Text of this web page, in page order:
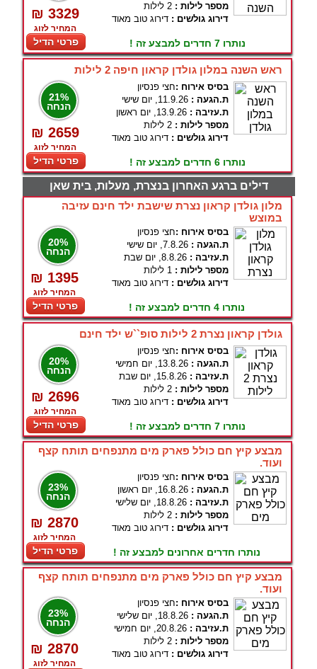
₪ 3329
המחיר לזוג
פרטי הדיל
מספר לילות : 2 לילות
דירוג גולשים : דירוג טוב מאוד
נותרו 7 חדרים למבצע זה !
ראש השנה במלון גולדן קראון חיפה 2 לילות
21%
הנחה
₪ 2659
המחיר לזוג
פרטי הדיל
בסיס אירוח :חצי פנסיון
ת.הגעה : 11.9.26, יום שישי
ת.עזיבה : 13.9.26, יום ראשון
מספר לילות : 2 לילות
דירוג גולשים : דירוג טוב מאוד
נותרו 6 חדרים למבצע זה !
דילים ברגע האחרון בנצרת, מעלות, בית שאן
מלון גולדן קראון נצרת שישבת ילד חינם עזיבה
במוצש
20%
הנחה
₪ 1395
המחיר לזוג
פרטי הדיל
בסיס אירוח :חצי פנסיון
ת.הגעה : 7.8.26, יום שישי
ת.עזיבה : 8.8.26, יום שבת
מספר לילות : 1 לילות
דירוג גולשים : דירוג טוב מאוד
נותרו 4 חדרים למבצע זה !
גולדן קראון נצרת 2 לילות סופ``ש ילד חינם
20%
הנחה
₪ 2696
המחיר לזוג
פרטי הדיל
בסיס אירוח :חצי פנסיון
ת.הגעה : 13.8.26, יום חמישי
ת.עזיבה : 15.8.26, יום שבת
מספר לילות : 2 לילות
דירוג גולשים : דירוג טוב מאוד
נותרו 7 חדרים למבצע זה !
מבצע קיץ חם כולל פארק מים מתנפחים תותח קצף
ועוד.
23%
הנחה
₪ 2870
המחיר לזוג
פרטי הדיל
בסיס אירוח :חצי פנסיון
ת.הגעה : 16.8.26, יום ראשון
ת.עזיבה : 18.8.26, יום שלישי
מספר לילות : 2 לילות
דירוג גולשים : דירוג טוב מאוד
נותרו חדרים אחרונים למבצע זה !
מבצע קיץ חם כולל פארק מים מתנפחים תותח קצף
ועוד.
23%
הנחה
₪ 2870
המחיר לזוג
בסיס אירוח :חצי פנסיון
ת.הגעה : 18.8.26, יום שלישי
ת.עזיבה : 20.8.26, יום חמישי
מספר לילות : 2 לילות
דירוג גולשים : דירוג טוב מאוד